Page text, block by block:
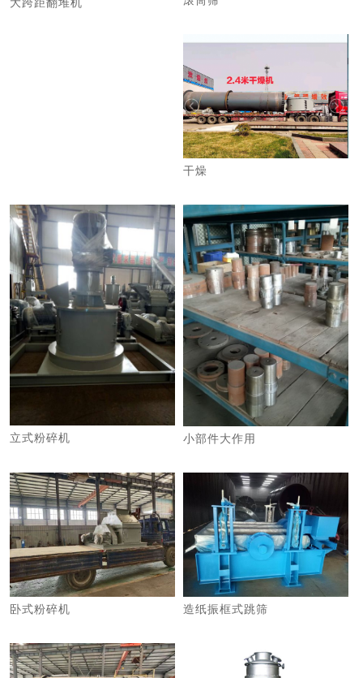
大跨距翻堆机
干燥
立式粉碎机 小部件大作用
卧式粉碎机 造纸振框式跳筛